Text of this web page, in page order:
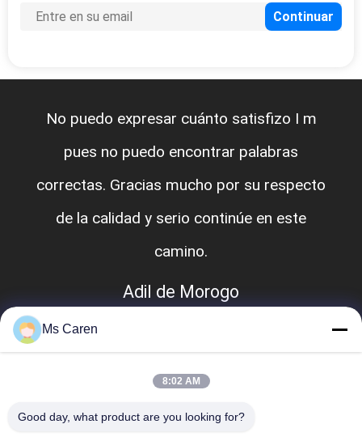
No puedo expresar cuánto satisfizo I m
pues no puedo encontrar palabras
correctas. Gracias mucho por su respecto
de la calidad y serio continúe en este
camino.
Adil de Morogo
Ms Caren
8:02 AM
Good day, what product are you looking for?